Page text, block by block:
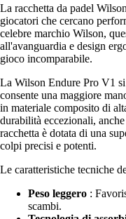
La racchetta da padel
giocatori che cercano
celebre marchio Wilson,
all'avanguardia e design
gioco incomparabile.
La Wilson Endure Pro V1
consente una maggiore
in materiale composito di
durabilità eccezionali,
racchetta è dotata di una
colpi precisi e potenti.
Le caratteristiche tecniche
Peso leggero :
scambi.